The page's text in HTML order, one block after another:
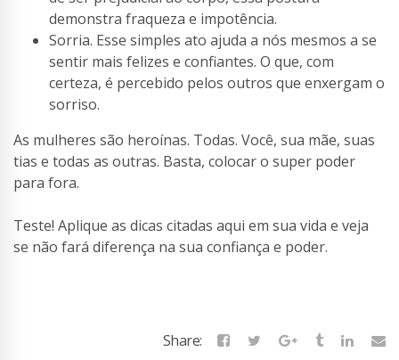
demonstra fraqueza e impotência.
Sorria. Esse simples ato ajuda a nós mesmos a se
sentir mais felizes e confiantes. O que, com
certeza, é percebido pelos outros que enxergam o
sorriso.
As mulheres são heroínas. Todas. Você, sua mãe, suas
tias e todas as outras. Basta, colocar o super poder
para fora.
Teste! Aplique as dicas citadas aqui em sua vida e veja
se não fará diferença na sua confiança e poder.
Share: